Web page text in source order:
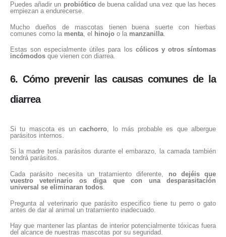
Puedes añadir un probióticode buena calidad una vez que las heces
empiezan a endurecerse.
Mucho dueños de mascotas tienen buena suerte con hierbas
comunes como la menta , el hinojo o la manzanilla
Estas son especialmente útiles para los cólicos y otros síntomas
incómodos que vienen con diarrea.
6. Cómo prevenir las causas comunes de la
diarrea
Si tu mascota es uncachorro , lo más probable es que albergue
parásitos internos.
Si la madre tenía parásitos durante el embarazo, la camada también
tendrá parásitos.
Cada parásito necesita un tratamiento diferente, no dejéis que
vuestro veterinario os diga que con una desparasitación
universal se eliminaran todos
Pregunta al veterinario que parásito especifico tiene tu perro o gato
antes de dar al animal un tratamiento inadecuado.
Hay que mantener las plantas de interior potencialmente tóxicas fuera
del alcance de nuestras mascotas por su seguridad.